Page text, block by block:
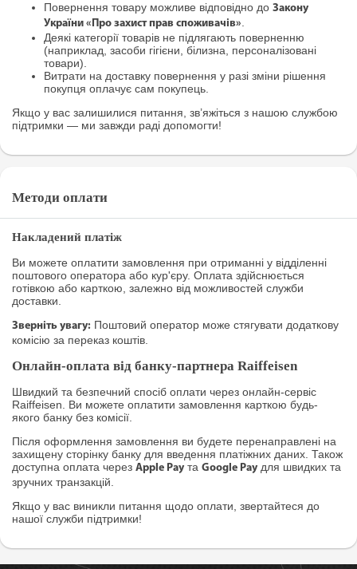
Повернення товару можливе відповідно до Закону
України «Про захист прав споживачів».
Деякі категорії товарів не підлягають поверненню
(наприклад, засоби гігієни, білизна, персоналізовані
товари).
Витрати на доставку повернення у разі зміни рішення
покупця оплачує сам покупець.
Якщо у вас залишилися питання, зв’яжіться з нашою службою
підтримки — ми завжди раді допомогти!
Методи оплати
Накладений платіж
Ви можете оплатити замовлення при отриманні у відділенні
поштового оператора або кур'єру. Оплата здійснюється
готівкою або карткою, залежно від можливостей служби
доставки.
Зверніть увагу: Поштовий оператор може стягувати додаткову
комісію за переказ коштів.
Онлайн-оплата від банку-партнера Raiffeisen
Швидкий та безпечний спосіб оплати через онлайн-сервіс
Raiffeisen. Ви можете оплатити замовлення карткою будь-
якого банку без комісії.
Після оформлення замовлення ви будете перенаправлені на
захищену сторінку банку для введення платіжних даних. Також
доступна оплата через Apple Pay та Google Pay для швидких та
зручних транзакцій.
Якщо у вас виникли питання щодо оплати, звертайтеся до
нашої служби підтримки!